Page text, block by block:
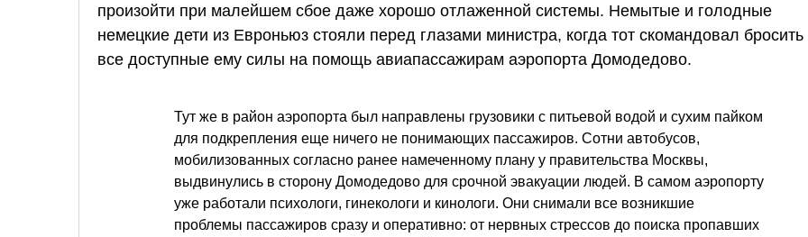
произойти при малейшем сбое даже хорошо отлаженной системы. Немытые и голодные
немецкие дети из Евроньюз стояли перед глазами министра, когда тот скомандовал бросить
все доступные ему силы на помощь авиапассажирам аэропорта Домодедово.
Тут же в район аэропорта был направлены грузовики с питьевой водой и сухим пайком
для подкрепления еще ничего не понимающих пассажиров. Сотни автобусов,
мобилизованных согласно ранее намеченному плану у правительства Москвы,
выдвинулись в сторону Домодедово для срочной эвакуации людей. В самом аэропорту
уже работали психологи, гинекологи и кинологи. Они снимали все возникшие
проблемы пассажиров сразу и оперативно: от нервных стрессов до поиска пропавших